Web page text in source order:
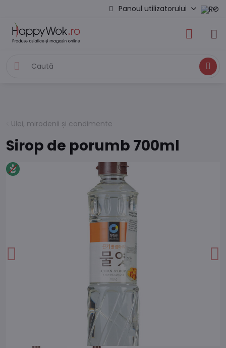
Panoul utilizatorului
Caută
Ulei, mirodenii și condimente
Sirop de porumb 700ml